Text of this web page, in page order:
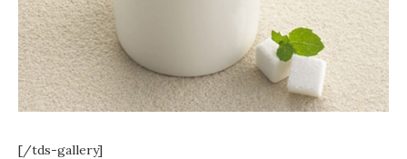
[/tds-gallery]